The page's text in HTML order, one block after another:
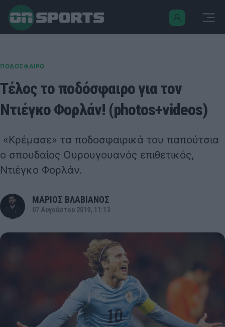
ΠΟΔΟΣΦΑΙΡΟ
Τέλος το ποδόσφαιρο για τον
Ντιέγκο Φορλάν! (photos+videos)
«Κρέμασε» τα ποδοσφαιρικά του παπούτσια
ο σπουδαίος Ουρουγουανός επιθετικός,
Ντιέγκο Φορλάν.
ΜΑΡΙΟΣ ΒΛΑΒΙΑΝΟΣ
07 Αυγούστου 2019, 11:13